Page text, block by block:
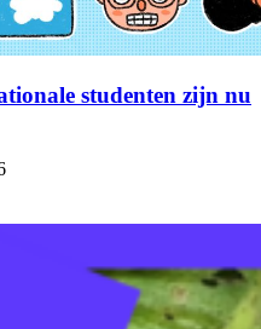
studenten zijn nu